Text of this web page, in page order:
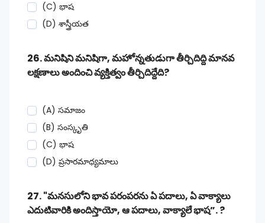
(C) భాష
(D) శాస్త్రీయత
26. మనిషిని మనిషిగా, మహోన్నతుడుగా తీర్చిదిద్ది మానవ
లక్షణాలు అందించి వ్యక్తిత్వం తీర్చిదిద్దేది?
(A) సమాజం
(B) సంస్కృతి
(C) భాష
(D) ప్రసారమాధ్యమాలు
27. "మనసులోని భావ పరంపరను ఏ పదాలు, ఏ వాక్యాలు
ఎదుటివారికి అందిస్తాయో, ఆ పదాలు, వాక్యాలే భాష”. ?